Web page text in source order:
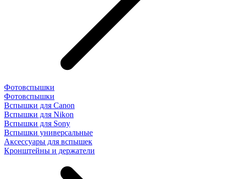
Фотовспышки
Фотовспышки
Вспышки для Canon
Вспышки для Nikon
Вспышки для Sony
Вспышки универсальные
Аксесcуары для вспышек
Кронштейны и держатели